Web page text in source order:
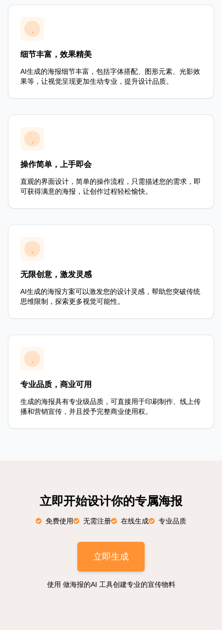
细节丰富，效果精美
AI生成的海报细节丰富，包括字体搭配、图形元素、光影效
果等，让视觉呈现更加生动专业，提升设计品质。
操作简单，上手即会
直观的界面设计，简单的操作流程，只需描述您的需求，即
可获得满意的海报，让创作过程轻松愉快。
无限创意，激发灵感
AI生成的海报方案可以激发您的设计灵感，帮助您突破传统
思维限制，探索更多视觉可能性。
专业品质，商业可用
生成的海报具有专业级品质，可直接用于印刷制作、线上传
播和营销宣传，并且授予完整商业使用权。
立即开始设计你的专属海报
免费使用 无需注册 在线生成 专业品质
立即生成
使用 做海报的AI 工具创建专业的宣传物料